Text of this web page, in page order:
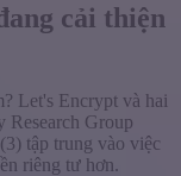
cải thiện
Let's Encrypt và hai
Research Group
tập trung vào việc
riêng tư hơn.